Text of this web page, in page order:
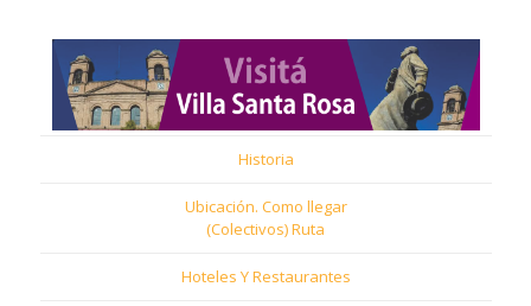
Historia
Ubicación. Como llegar
(Colectivos) Ruta
Hoteles Y Restaurantes